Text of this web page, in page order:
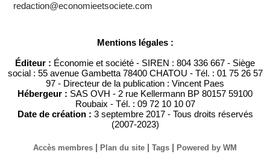
redaction@economieetsociete.com
Mentions légales :
Éditeur : Économie et société - SIREN : 804 336 667 - Siège
social : 55 avenue Gambetta 78400 CHATOU - Tél. : 01 75 26 57
97 - Directeur de la publication : Vincent Paes
Hébergeur : SAS OVH - 2 rue Kellermann BP 80157 59100
Roubaix - Tél. : 09 72 10 10 07
Date de création : 3 septembre 2017 - Tous droits réservés
(2007-2023)
Accès membres | Plan du site | Tags | Powered by WM